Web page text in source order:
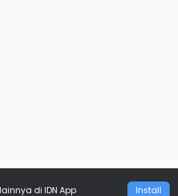
lainnya di IDN App Install